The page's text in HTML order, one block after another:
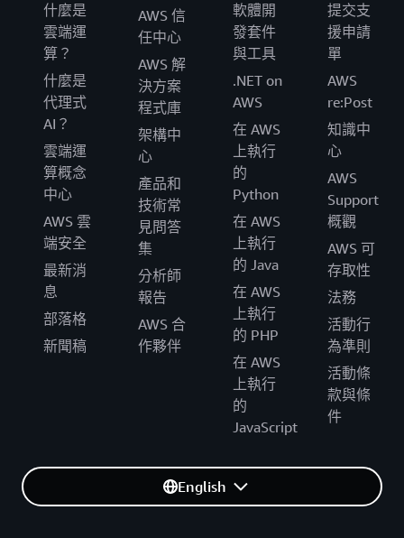
什麼是
雲端運
算？
什麼是
代理式
AI？
雲端運
算概念
中心
AWS 雲
端安全
最新消
息
部落格
新聞稿
AWS 信
任中心
AWS 解
決方案
程式庫
架構中
心
產品和
技術常
見問答
集
分析師
報告
AWS 合
作夥伴
軟體開
發套件
與工具
.NET on
AWS
在 AWS
上執行
的
Python
在 AWS
上執行
的 Java
在 AWS
上執行
的 PHP
在 AWS
上執行
的
JavaScript
提交支
援申請
單
AWS
re:Post
知識中
心
AWS
Support
概觀
AWS 可
存取性
法務
活動行
為準則
活動條
款與條
件
English